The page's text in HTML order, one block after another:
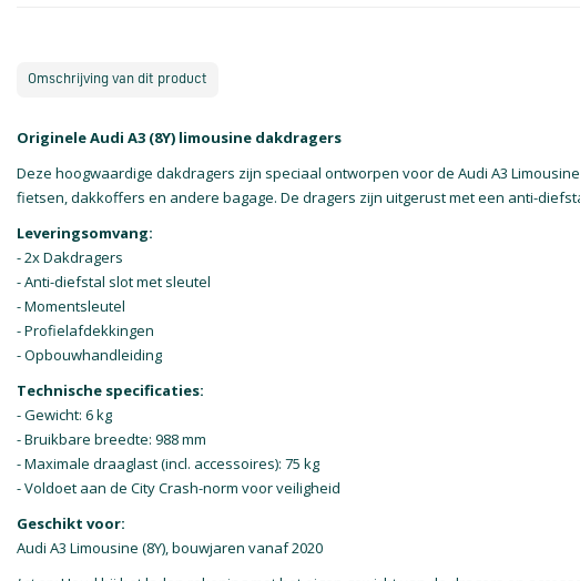
Omschrijving van dit product
Originele Audi A3 (8Y) limousine dakdragers
Deze hoogwaardige dakdragers zijn speciaal ontworpen voor de Audi A3
fietsen, dakkoffers en andere bagage. De dragers zijn uitgerust met een anti-
Leveringsomvang:
- 2x Dakdragers
- Anti-diefstal slot met sleutel
- Momentsleutel
- Profielafdekkingen
- Opbouwhandleiding
Technische specificaties:
- Gewicht: 6 kg
- Bruikbare breedte: 988 mm
- Maximale draaglast (incl. accessoires): 75 kg
- Voldoet aan de City Crash-norm voor veiligheid
Geschikt voor:
Audi A3 Limousine (8Y), bouwjaren vanaf 2020